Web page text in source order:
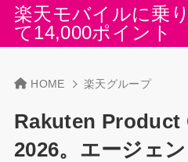
楽天モバイルに乗
て14,000ポイント
HOME 楽天グループ
Rakuten Product
2026。エージェ